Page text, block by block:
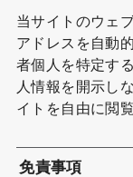
当サイトのウェ
アドレスを自動
者個人を特定す
人情報を開示し
イトを自由に閲
免責事項